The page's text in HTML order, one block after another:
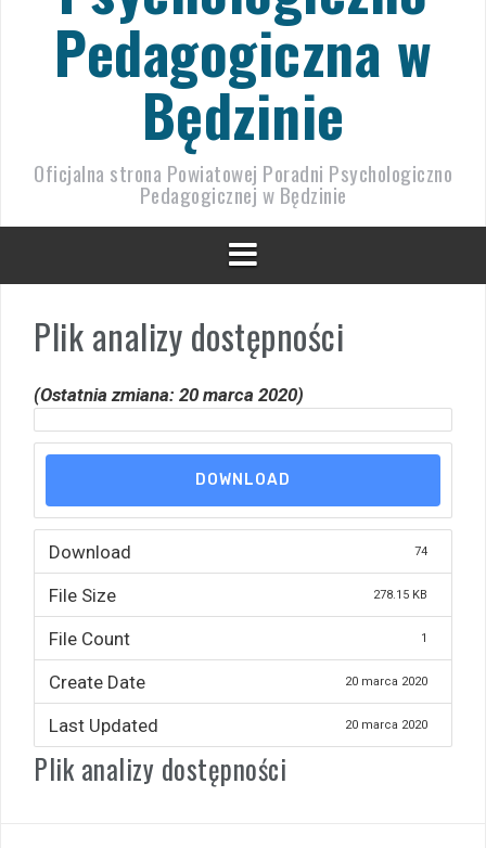
Pedagogiczna w
Będzinie
Oficjalna strona Powiatowej Poradni Psychologiczno
Pedagogicznej w Będzinie
Plik analizy dostępności
(Ostatnia zmiana: 20 marca 2020)
DOWNLOAD
Download 74
File Size 278.15 KB
File Count 1
Create Date 20 marca 2020
Last Updated 20 marca 2020
Plik analizy dostępności